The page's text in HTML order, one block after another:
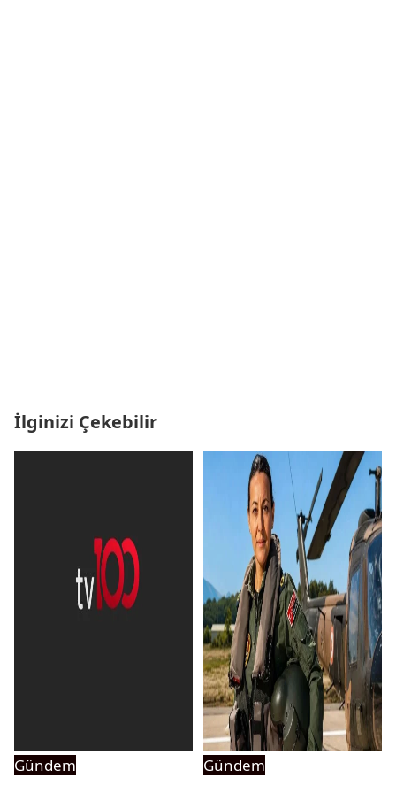
İlginizi Çekebilir
Gündem
Gündem